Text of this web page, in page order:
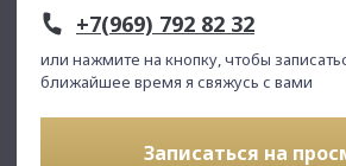
+7(969) 792 82 32
или нажмите на кнопку, чтобы
ближайшее время я свяжусь с вами
Записаться на